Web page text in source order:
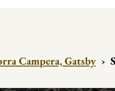
Campera, Gatsby ›